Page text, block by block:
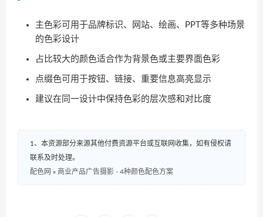
主色彩可用于品牌标识、网站、绘画、PPT等多种场景
的色彩设计
占比较大的颜色适合作为背景色或主要界面色彩
点缀色可用于按钮、链接、重要信息高亮显示
建议在同一设计中保持色彩的层次感和对比度
1、本资源部分来源其他付费资源平台或互联网收集，如有侵权请
联系及时处理。
配色网 » 商业产品广告摄影 - 4种颜色配色方案